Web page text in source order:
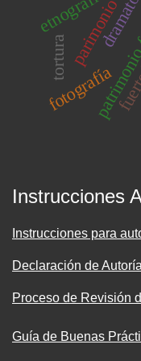
fotografía
tortura
Instrucciones
Instrucciones para
Declaración de Autoría
Proceso de Revisión
Guía de Buenas